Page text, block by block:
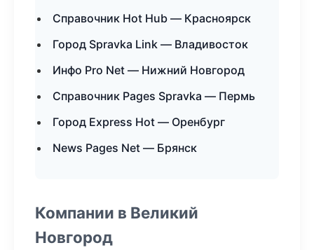
Справочник Hot Hub — Красноярск
Город Spravka Link — Владивосток
Инфо Pro Net — Нижний Новгород
Справочник Pages Spravka — Пермь
Город Express Hot — Оренбург
News Pages Net — Брянск
Компании в Великий
Новгород